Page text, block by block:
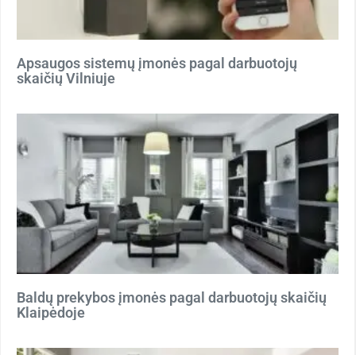
Apsaugos sistemų įmonės pagal darbuotojų
skaičių Vilniuje
Baldų prekybos įmonės pagal darbuotojų skaičių
Klaipėdoje